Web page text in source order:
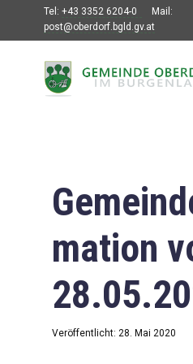
Tel: +43 3352 6204-0
Mail:
post@oberdorf.bgld.gv.at
Willkommen
Gemeindeamt
Gemeinderat
Bildung
Vereine
mation
Veröffentlicht: 28. Mai 2020